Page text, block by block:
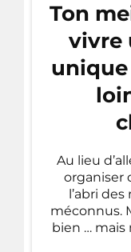
Ton
vivre
Au lieu
organiser
l’abri
méconnus.
bien … mais